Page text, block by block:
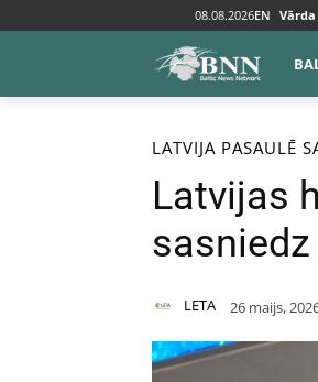
08.08.2026EN
Sākums Baltija Latvija
LATVIJA PASAULĒ
Latvijas
LETA 26 maijs,